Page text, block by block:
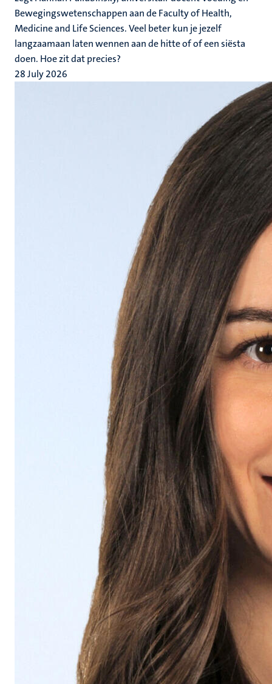
Bewegingswetenschappen aan de Faculty of Health,
Medicine and Life Sciences. Veel beter kun je jezelf
langzaamaan laten wennen aan de hitte of of een siësta
doen. Hoe zit dat precies?
28 July 2026